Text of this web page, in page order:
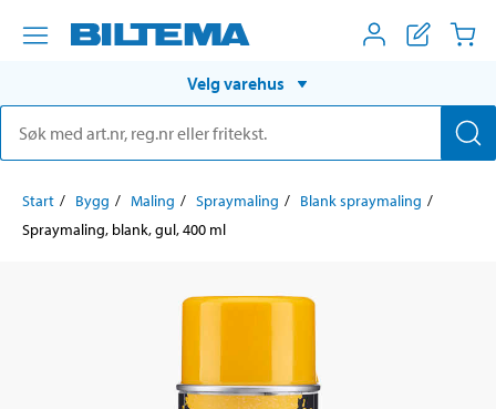
Velg varehus
Start Bygg Maling Spraymaling
Blank spraymaling
Spraymaling, blank, gul, 400 ml